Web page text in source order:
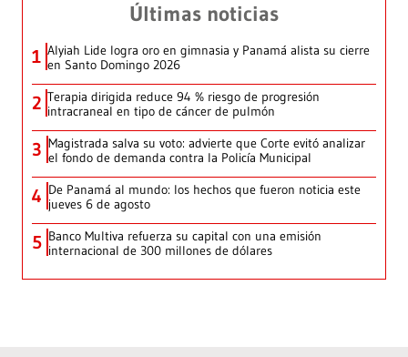
Últimas noticias
1 Alyiah Lide logra oro en gimnasia y Panamá alista su cierre
en Santo Domingo 2026
2 Terapia dirigida reduce 94 % riesgo de progresión
intracraneal en tipo de cáncer de pulmón
3 Magistrada salva su voto: advierte que Corte evitó analizar
el fondo de demanda contra la Policía Municipal
4 De Panamá al mundo: los hechos que fueron noticia este
jueves 6 de agosto
5 Banco Multiva refuerza su capital con una emisión
internacional de 300 millones de dólares